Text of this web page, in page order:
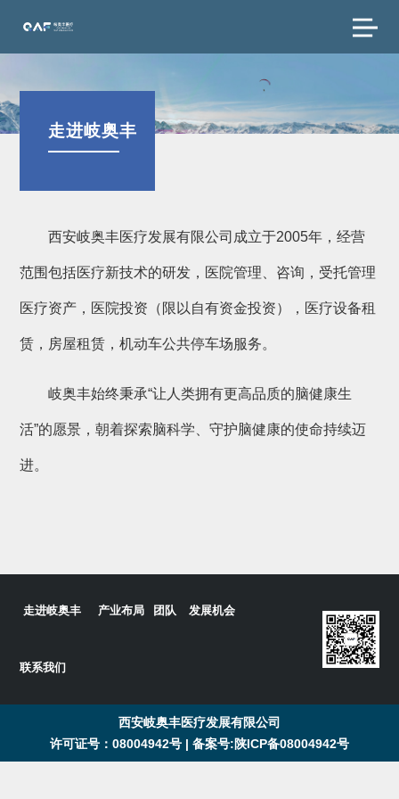
走进岐奥丰
西安岐奥丰医疗发展有限公司成立于2005年，经营
范围包括医疗新技术的研发，医院管理、咨询，受托管理
医疗资产，医院投资（限以自有资金投资），医疗设备租
赁，房屋租赁，机动车公共停车场服务。
岐奥丰始终秉承“让人类拥有更高品质的脑健康生
活”的愿景，朝着探索脑科学、守护脑健康的使命持续迈
进。
走进岐奥丰 产业布局 团队 发展机会
联系我们
西安岐奥丰医疗发展有限公司
许可证号：08004942号 | 备案号:陕ICP备08004942号